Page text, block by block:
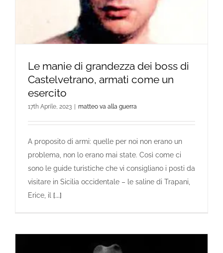
Le manie di grandezza dei boss di
Castelvetrano, armati come un
esercito
17th Aprile, 2023 matteo va alla guerra
A proposito di armi: quelle per noi non erano un
problema, non lo erano mai state. Così come ci
sono le guide turistiche che vi consigliano i posti da
visitare in Sicilia occidentale – le saline di Trapani,
Erice, il [...]